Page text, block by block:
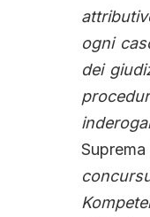
ogni
dei